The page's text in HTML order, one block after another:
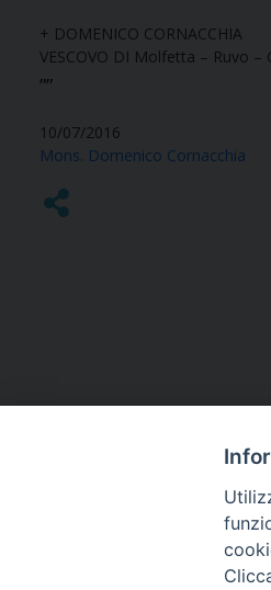
+ DOMENICO CORNACCHIA
VESCOVO DI Molfetta – Ruvo –
””
10/07/2016
Mons. Domenico Cornacchia